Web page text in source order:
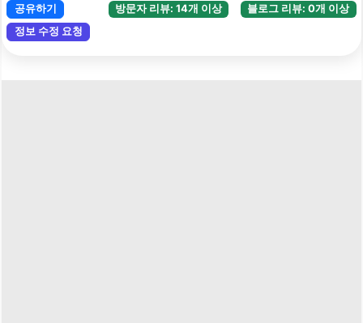
블로그 리뷰: 0개 이상
방문자 리뷰: 14개 이상
공유하기
정보 수정 요청